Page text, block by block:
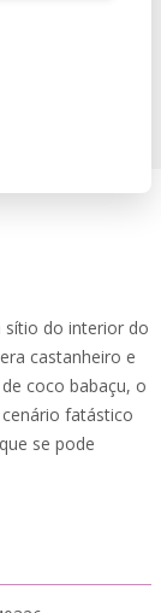
sítio do interior do
castanheiro e
coco babaçu, o
fatástico
se pode